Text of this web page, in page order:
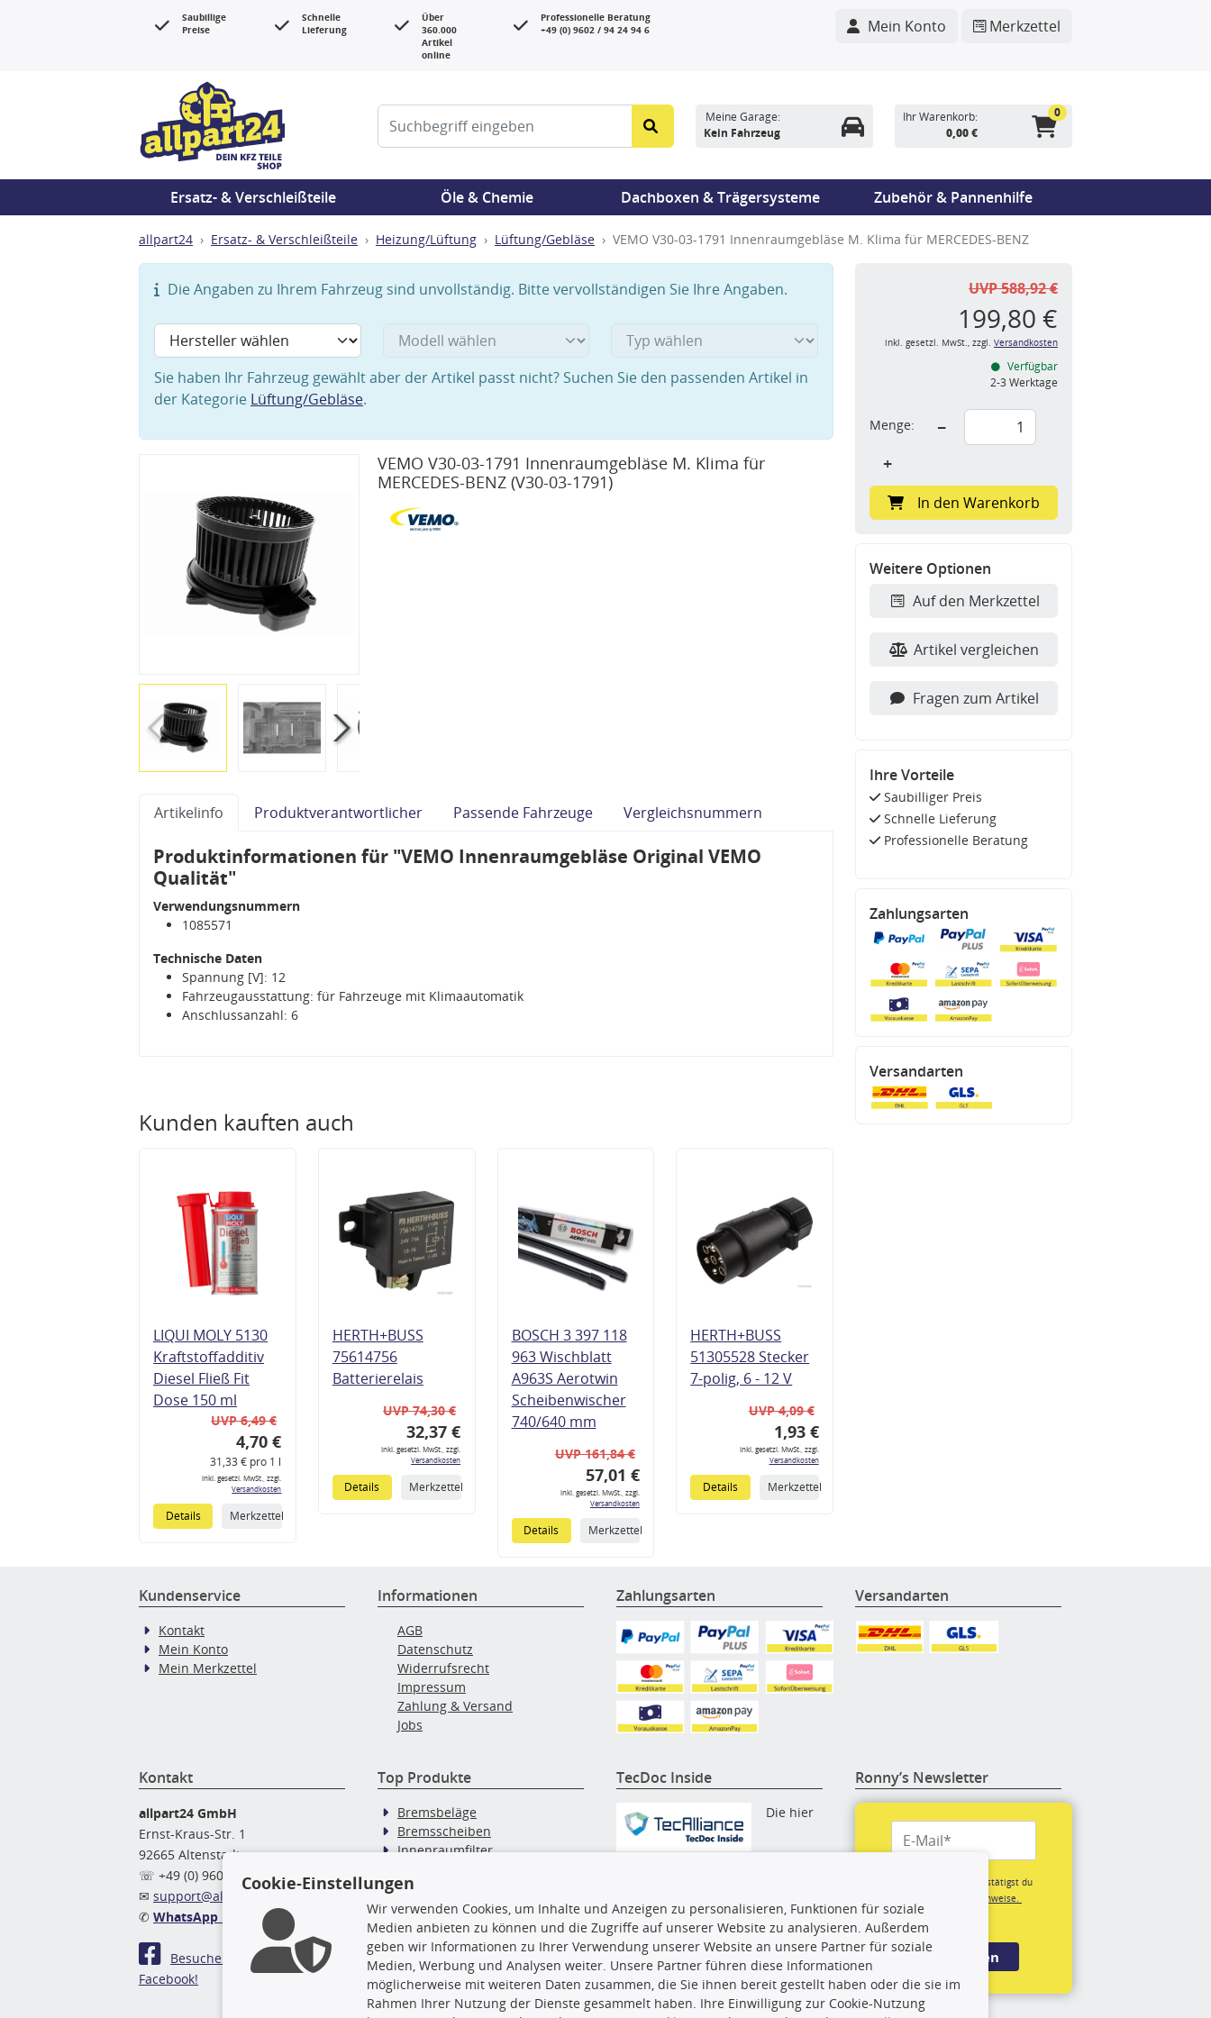
Saubillige
Preise
Schnelle
Lieferung
Über
360.000
Artikel
online
Professionelle Beratung
+49 (0) 9602 / 94 24 94 6
Mein Konto Merkzettel
Meine Garage:
Kein Fahrzeug
Ihr Warenkorb:
0,00 €
0
Ersatz- & Verschleißteile Öle & Chemie Dachboxen & Trägersysteme Zubehör & Pannenhilfe
allpart24 Ersatz- & Verschleißteile Heizung/Lüftung Lüftung/Gebläse VEMO V30-03-1791 Innenraumgebläse M. Klima für MERCEDES-BENZ
Die Angaben zu Ihrem Fahrzeug sind unvollständig. Bitte vervollständigen Sie Ihre Angaben.
Sie haben Ihr Fahrzeug gewählt aber der Artikel passt nicht? Suchen Sie den passenden Artikel in
der Kategorie Lüftung/Gebläse.
VEMO V30-03-1791 Innenraumgebläse M. Klima für
MERCEDES-BENZ (V30-03-1791)
Artikelinfo Produktverantwortlicher Passende Fahrzeuge Vergleichsnummern
Produktinformationen für "VEMO Innenraumgebläse Original VEMO
Qualität"
Verwendungsnummern
1085571
Technische Daten
Spannung [V]: 12
Fahrzeugausstattung: für Fahrzeuge mit Klimaautomatik
Anschlussanzahl: 6
Kunden kauften auch
LIQUI MOLY 5130
Kraftstoffadditiv
Diesel Fließ Fit
Dose 150 ml
UVP 6,49 €
4,70 €
31,33 € pro 1 l
inkl. gesetzl. MwSt., zzgl.
Versandkosten
Details Merkzettel
HERTH+BUSS
75614756
Batterierelais
UVP 74,30 €
32,37 €
inkl. gesetzl. MwSt., zzgl.
Versandkosten
Details Merkzettel
BOSCH 3 397 118
963 Wischblatt
A963S Aerotwin
Scheibenwischer
740/640 mm
UVP 161,84 €
57,01 €
inkl. gesetzl. MwSt., zzgl.
Versandkosten
Details Merkzettel
HERTH+BUSS
51305528 Stecker
7-polig, 6 - 12 V
UVP 4,09 €
1,93 €
inkl. gesetzl. MwSt., zzgl.
Versandkosten
Details Merkzettel
UVP 588,92 €
199,80 €
inkl. gesetzl. MwSt., zzgl. Versandkosten
Verfügbar
2-3 Werktage
Menge:
−
+
In den Warenkorb
Weitere Optionen
Auf den Merkzettel
Artikel vergleichen
Fragen zum Artikel
Ihre Vorteile
Saubilliger Preis
Schnelle Lieferung
Professionelle Beratung
Zahlungsarten
Versandarten
Kundenservice
Kontakt
Mein Konto
Mein Merkzettel
Informationen
AGB
Datenschutz
Widerrufsrecht
Impressum
Zahlung & Versand
Jobs
Zahlungsarten Versandarten
Kontakt
allpart24 GmbH
Ernst-Kraus-Str. 1
92665 Altenstadt
☏ +49 (0) 9602 / 9 42 49 46
✉ support@allpart24.de
✆ WhatsApp Nachricht
Besuchen Sie uns auf
Facebook!
Top Produkte
Bremsbeläge
Bremsscheiben
Innenraumfilter
Wischerblätter
Zündkerzen
TecDoc Inside
Die hier
unterlassen, die Daten oder die
gesamte Datenbank ohne vorherige
Zustimmung TecDocs zu
vervielfältigen, zu verbreiten
und/oder diese Handlungen durch
Dritte ausführen zu lassen. Ein
Ronny’s Newsletter
Mit der Anmeldung bestätigst du
Datenschutzhinweise.
(*Pflichtfeld)
Anmelden
Cookie-Einstellungen
Wir verwenden Cookies, um Inhalte und Anzeigen zu personalisieren, Funktionen für soziale
Medien anbieten zu können und die Zugriffe auf unserer Website zu analysieren. Außerdem
geben wir Informationen zu Ihrer Verwendung unserer Website an unsere Partner für soziale
Medien, Werbung und Analysen weiter. Unsere Partner führen diese Informationen
möglicherweise mit weiteren Daten zusammen, die Sie ihnen bereit gestellt haben oder die sie im
Rahmen Ihrer Nutzung der Dienste gesammelt haben. Ihre Einwilligung zur Cookie-Nutzung